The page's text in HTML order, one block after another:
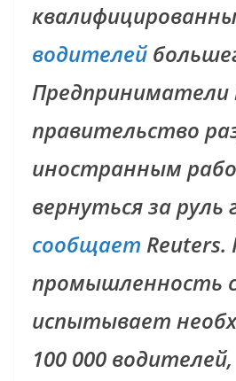
водителей
Предприниматели
правительство
иностранным
вернуться за руль
сообщает Reuters.
промышленность
испытывает
100 000